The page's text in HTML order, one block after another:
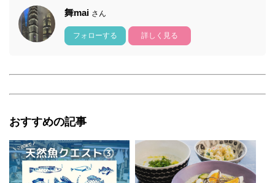
舞mai さん
フォローする 詳しく見る
おすすめの記事